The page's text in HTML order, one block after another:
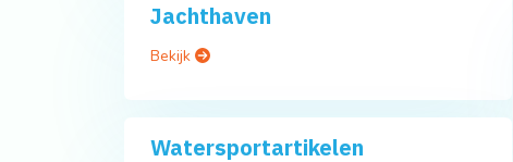
Jachthaven
Bekijk
Watersportartikelen